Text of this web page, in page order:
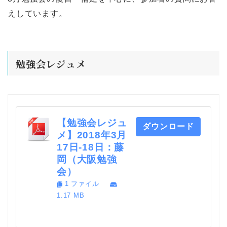
えしています。
勉強会レジュメ
【勉強会レジュ
メ】2018年3月
17日-18日：藤
岡（大阪勉強
会）
1 ファイル
1.17 MB
ダウンロード